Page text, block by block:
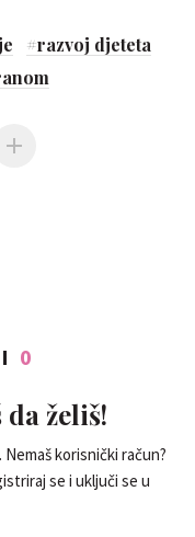
#razvoj djeteta
0
želiš!
korisnički račun?
se i uključi se u